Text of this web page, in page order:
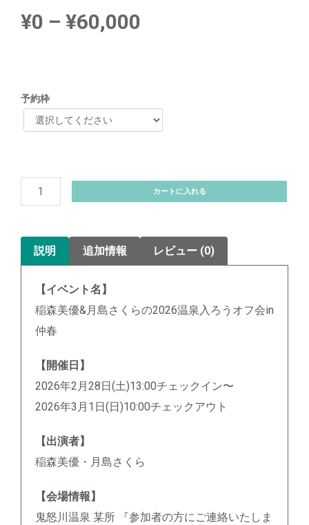
¥0 – ¥60,000
予約枠
カートに入れる
説明 追加情報 レビュー (0)
【イベント名】
稲森美優&月島さくらの2026温泉入ろうオフ会in
仲春
【開催日】
2026年2月28日(土)13:00チェックイン〜
2026年3月1日(日)10:00チェックアウト
【出演者】
稲森美優・月島さくら
【会場情報】
鬼怒川温泉 某所 『参加者の方にご連絡いたしま